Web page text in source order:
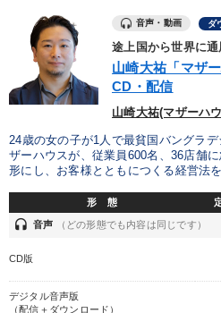
音声・動画 ダ
途上国から世界に
山崎大祐「マザ
CD・配信
山崎大祐(マザーハ
24歳の女の子が1人で最貧国バングラ
ザーハウスが、従業員600名、36店舗
形にし、お客様とともにつくる経営法
形 態
headset 音声 （どの形態でも内容は同じです）
CD版
デジタル音声版
（配信＋ダウンロード）